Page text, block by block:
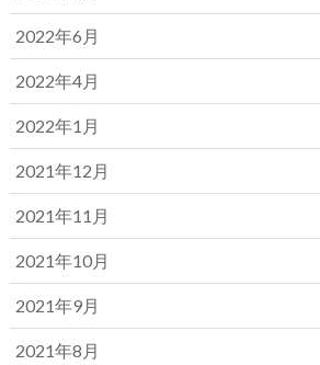
2022年6月
2022年4月
2022年1月
2021年12月
2021年11月
2021年10月
2021年9月
2021年8月